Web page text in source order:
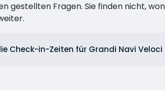
gestellten Fragen. Sie finden nicht,
Check-in-Zeiten für Grandi Navi